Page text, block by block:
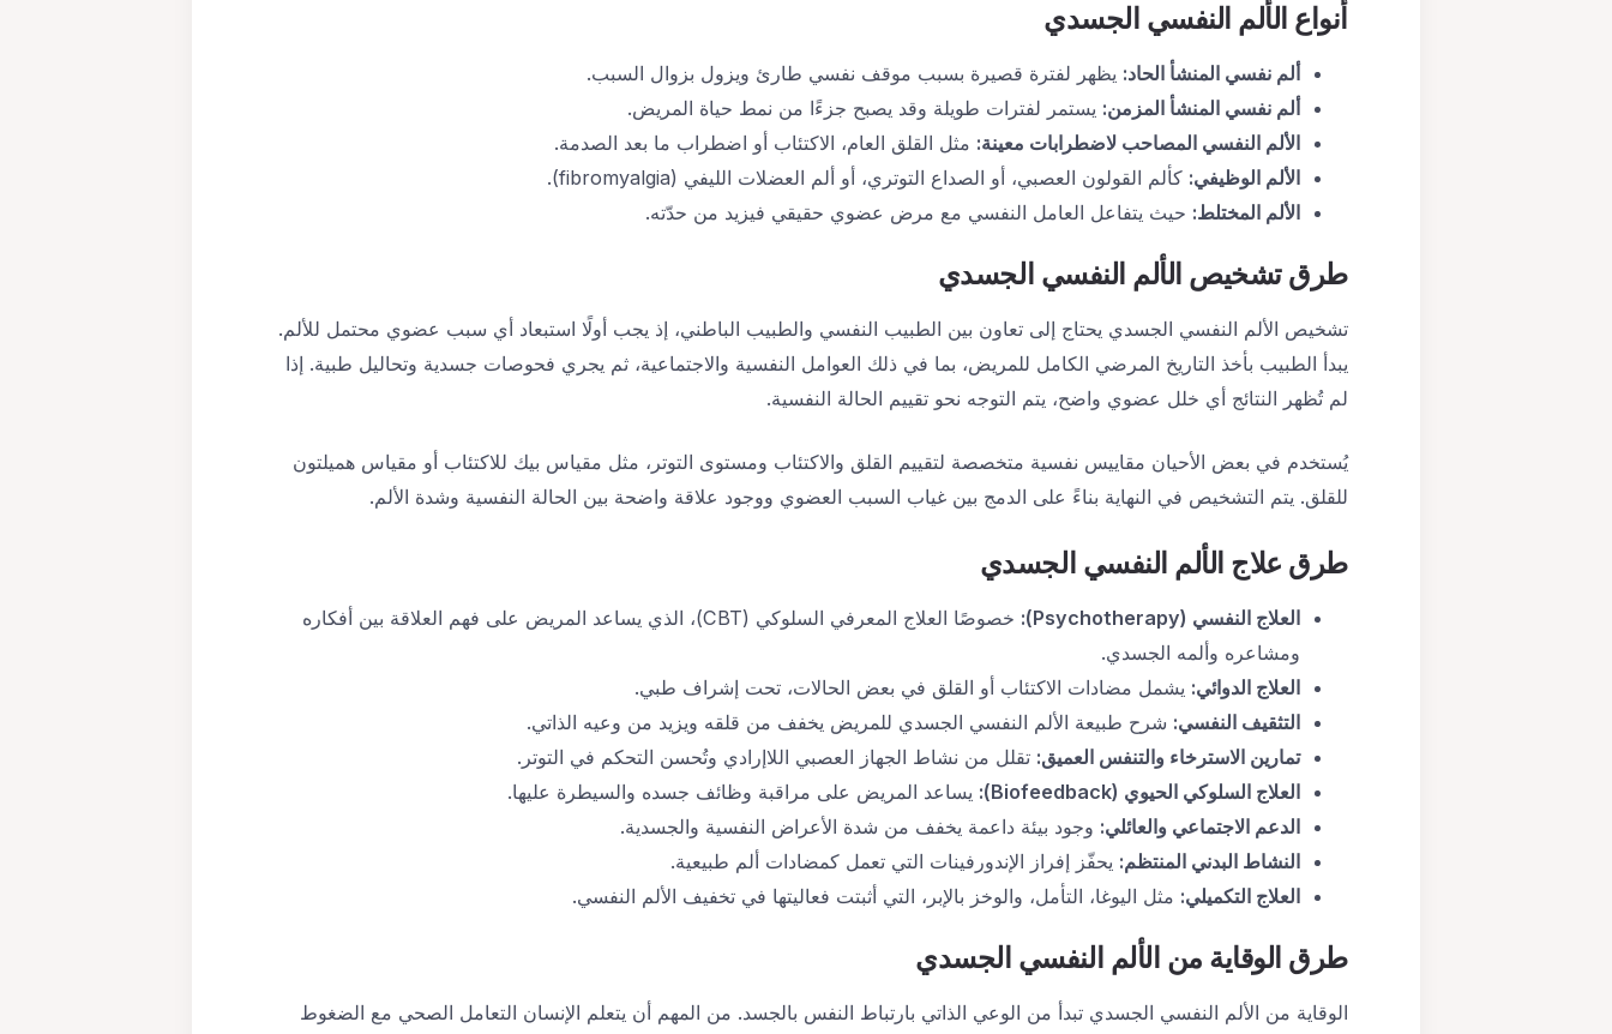
أنواع الألم النفسي الجسدي
ألم نفسي المنشأ الحاد: يظهر لفترة قصيرة بسبب موقف نفسي طارئ ويزول بزوال السبب.
ألم نفسي المنشأ المزمن: يستمر لفترات طويلة وقد يصبح جزءًا من نمط حياة المريض.
الألم النفسي المصاحب لاضطرابات معينة: مثل القلق العام، الاكتئاب أو اضطراب ما بعد الصدمة.
الألم الوظيفي: كألم القولون العصبي، أو الصداع التوتري، أو ألم العضلات الليفي (fibromyalgia).
الألم المختلط: حيث يتفاعل العامل النفسي مع مرض عضوي حقيقي فيزيد من حدّته.
طرق تشخيص الألم النفسي الجسدي
تشخيص الألم النفسي الجسدي يحتاج إلى تعاون بين الطبيب النفسي والطبيب الباطني، إذ يجب أولًا استبعاد أي سبب عضوي محتمل للألم.
يبدأ الطبيب بأخذ التاريخ المرضي الكامل للمريض، بما في ذلك العوامل النفسية والاجتماعية، ثم يجري فحوصات جسدية وتحاليل طبية. إذا
لم تُظهر النتائج أي خلل عضوي واضح، يتم التوجه نحو تقييم الحالة النفسية.
يُستخدم في بعض الأحيان مقاييس نفسية متخصصة لتقييم القلق والاكتئاب ومستوى التوتر، مثل مقياس بيك للاكتئاب أو مقياس هميلتون
للقلق. يتم التشخيص في النهاية بناءً على الدمج بين غياب السبب العضوي ووجود علاقة واضحة بين الحالة النفسية وشدة الألم.
طرق علاج الألم النفسي الجسدي
العلاج النفسي (Psychotherapy):
خصوصًا العلاج المعرفي السلوكي (CBT)، الذي يساعد المريض على فهم العلاقة بين أفكاره
ومشاعره وألمه الجسدي.
العلاج الدوائي: يشمل مضادات الاكتئاب أو القلق في بعض الحالات، تحت إشراف طبي.
التثقيف النفسي: شرح طبيعة الألم النفسي الجسدي للمريض يخفف من قلقه ويزيد من وعيه الذاتي.
تمارين الاسترخاء والتنفس العميق: تقلل من نشاط الجهاز العصبي اللاإرادي وتُحسن التحكم في التوتر.
العلاج السلوكي الحيوي (Biofeedback):
يساعد المريض على مراقبة وظائف جسده والسيطرة عليها.
الدعم الاجتماعي والعائلي: وجود بيئة داعمة يخفف من شدة الأعراض النفسية والجسدية.
النشاط البدني المنتظم: يحفّز إفراز الإندورفينات التي تعمل كمضادات ألم طبيعية.
العلاج التكميلي: مثل اليوغا، التأمل، والوخز بالإبر، التي أثبتت فعاليتها في تخفيف الألم النفسي.
طرق الوقاية من الألم النفسي الجسدي
الوقاية من الألم النفسي الجسدي تبدأ من الوعي الذاتي بارتباط النفس بالجسد. من المهم أن يتعلم الإنسان التعامل الصحي مع الضغوط